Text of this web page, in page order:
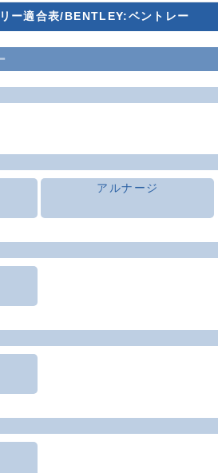
ー適合表/BENTLEY:ベントレー
アルナージ